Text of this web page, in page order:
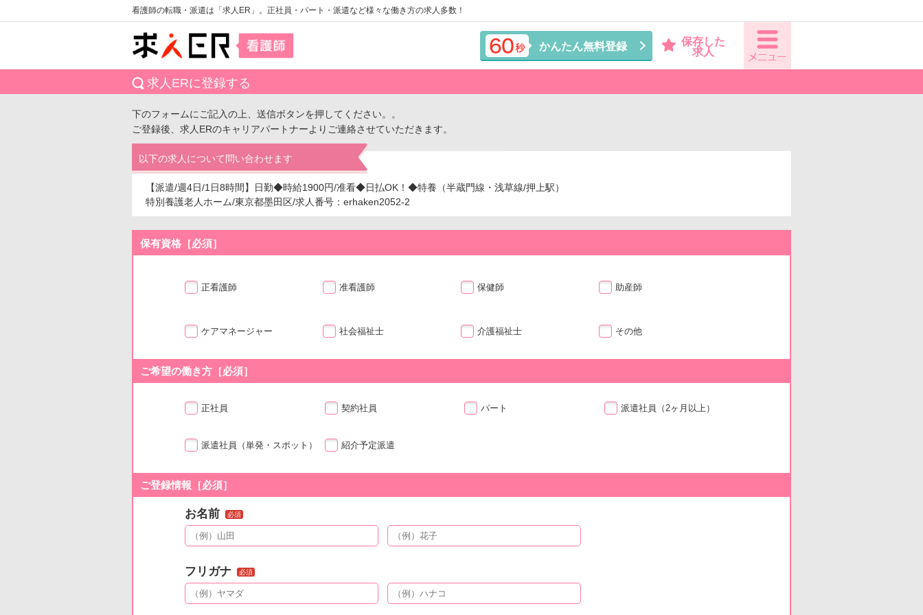
看護師の転職・派遣は「求人ER」。正社員・パート・派遣など様々な働き方の求人多数！
かんたん無料登録
保存した
求人
求人ERに登録する
下のフォームにご記入の上、送信ボタンを押してください。。
ご登録後、求人ERのキャリアパートナーよりご連絡させていただきます。
以下の求人について問い合わせます
【派遣/週4日/1日8時間】日勤◆時給1900円/准看◆日払OK！◆特養（半蔵門線・浅草線/押上駅）
特別養護老人ホーム/東京都墨田区/求人番号：erhaken2052-2
保有資格［必須］
正看護師 准看護師 保健師 助産師
ケアマネージャー 社会福祉士 介護福祉士 その他
ご希望の働き方［必須］
正社員 契約社員 パート 派遣社員 （2ヶ月以上）
派遣社員 （単発・スポット） 紹介予定派遣
ご登録情報［必須］
お名前 必須
フリガナ 必須